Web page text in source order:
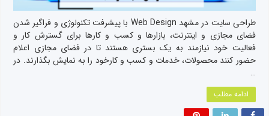
طراحی سایت در مشهد Web Design با پیشرفت تکنولوژی و فراگیر شدن
فضای مجازی و اینترنت، بازارها و کسب و کارها برای گسترش کار و
فعالیت خود نیازمند به یک بستری هستند تا در فضای مجازی اعلام
حضور کنند محصولات، خدمات و کسب و کارخود را به نمایش بگذارند. در
…
ادامه مطلب